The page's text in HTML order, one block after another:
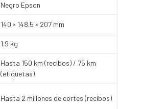
Negro Epson
140 × 148.5 × 207 mm
1.9 kg
Hasta 150 km (recibos) / 75 km
(etiquetas)
Hasta 2 millones de cortes (recibos)